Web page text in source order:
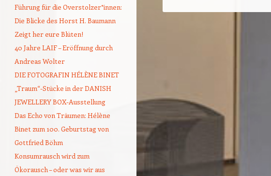
Führung für die Overstolzer*innen:
Die Blicke des Horst H. Baumann
Zeigt her eure Blüten!
40 Jahre LAIF – Eröffnung durch
Andreas Wolter
DIE FOTOGRAFIN HÉLÈNE BINET
„Traum“-Stücke in der DANISH
JEWELLERY BOX-Ausstellung
Das Echo von Träumen: Hélène
Binet zum 100. Geburtstag von
Gottfried Böhm
Konsumrausch wird zum
Ökorausch – oder was wir aus